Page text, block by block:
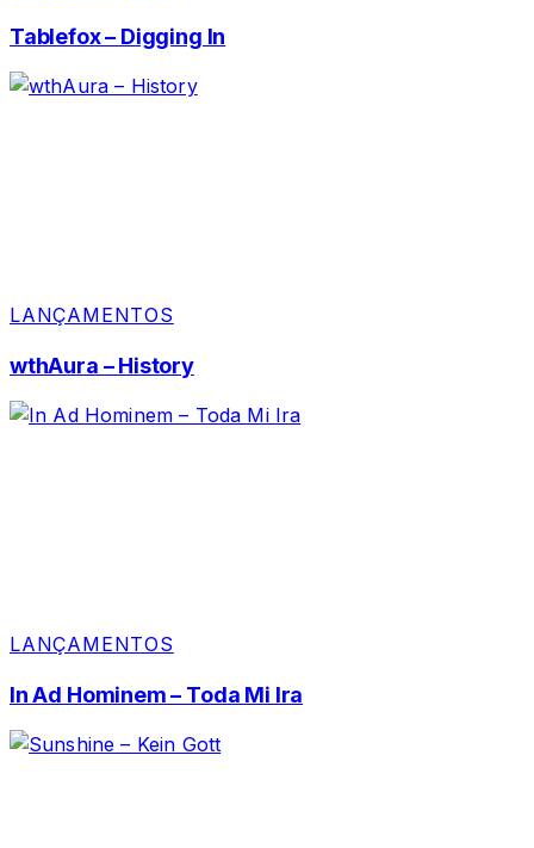
Tablefox – Digging In
LANÇAMENTOS
wthAura – History
LANÇAMENTOS
In Ad Hominem – Toda Mi Ira